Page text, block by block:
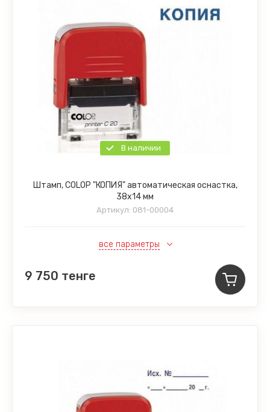
В наличии
Штамп, COLOP "КОПИЯ" автоматическая оснастка,
38х14 мм
Артикул: 081-00004
все параметры
9 750 тенге